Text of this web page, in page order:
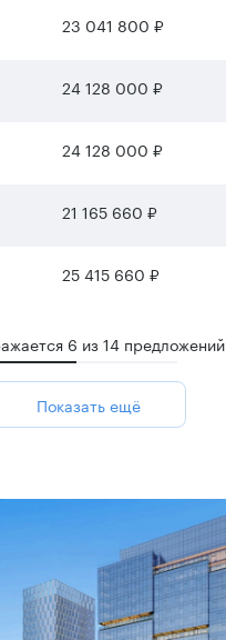
23 041 800 ₽
24 128 000 ₽
24 128 000 ₽
21 165 660 ₽
25 415 660 ₽
6 из14 предложений
Показать ещё